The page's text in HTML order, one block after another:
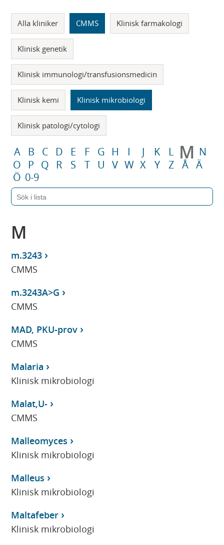
Alla kliniker CMMS Klinisk farmakologi
Klinisk genetik
Klinisk immunologi/transfusionsmedicin
Klinisk kemi Klinisk mikrobiologi
Klinisk patologi/cytologi
A B C D E F G H I J K L M N
O
P Q R S T U V W X Y Z Å Ä
Ö 0-9
M
m.3243
CMMS
m.3243A>G
CMMS
MAD, PKU-prov
CMMS
Malaria
Klinisk mikrobiologi
Malat,U-
CMMS
Malleomyces
Klinisk mikrobiologi
Malleus
Klinisk mikrobiologi
Maltafeber
Klinisk mikrobiologi